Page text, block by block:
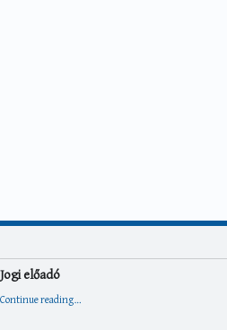
Jogi előadó
Continue reading…